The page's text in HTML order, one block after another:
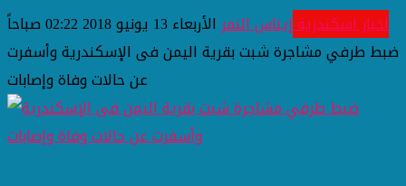
اخبار اسكندريةإيناس النمر الأربعاء 13 يونيو 2018 02:22 صباحاً
ضبط طرفي مشاجرة شبت بقرية اليمن فى الإسكندرية وأسفرت
عن حالات وفاة وإصابات